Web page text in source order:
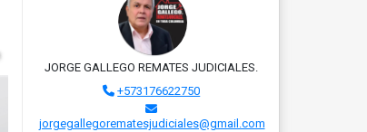
JORGE GALLEGO REMATES JUDICIALES.
+573176622750
jorgegallegorematesjudiciales@gmail.com